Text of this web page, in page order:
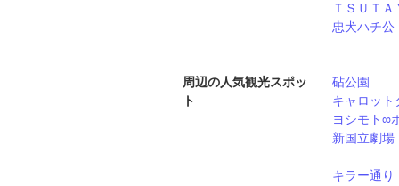
ＴＳＵＴ
忠犬ハチ公
周辺の人気観光スポッ
ト
砧公園
キャロット
ヨシモト∞
新国立劇場
キラー通り